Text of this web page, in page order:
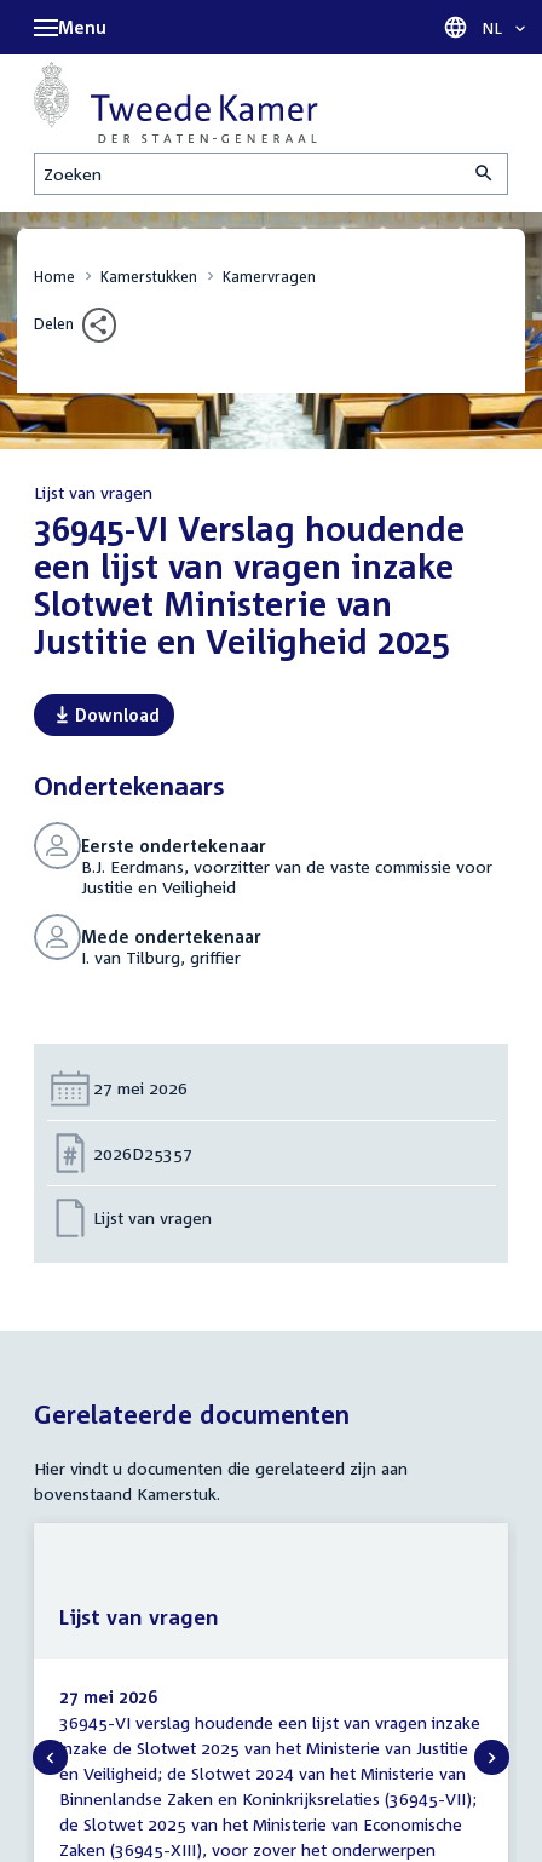
Zoeken
Menu Taal
NL
Home Kamerstukken Kamervragen
Delen
Lijst van vragen
:36945-VI Verslag houdende
een lijst van vragen inzake
Slotwet Ministerie van
Justitie en Veiligheid 2025
Download
Ondertekenaars
Eerste ondertekenaar
B.J. Eerdmans, voorzitter van de vaste commissie voor
Justitie en Veiligheid
Mede ondertekenaar
I. van Tilburg, griffier
Datum:
27 mei 2026
Nummer:
2026D25357
Lijst van vragen
Gerelateerde documenten
Hier vindt u documenten die gerelateerd zijn aan
bovenstaand Kamerstuk.
Lijst
van
vragen
27 mei 2026
36945-VI verslag houdende een lijst van vragen inzake
inzake de Slotwet 2025 van het Ministerie van Justitie
en Veiligheid; de Slotwet 2024 van het Ministerie van
Binnenlandse Zaken en Koninkrijksrelaties (36945-VII);
de Slotwet 2025 van het Ministerie van Economische
Zaken (36945-XIII), voor zover het onderwerpen
Lijst van vragen